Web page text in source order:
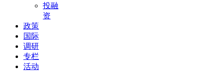
投融
资
政策
国际
调研
专栏
活动